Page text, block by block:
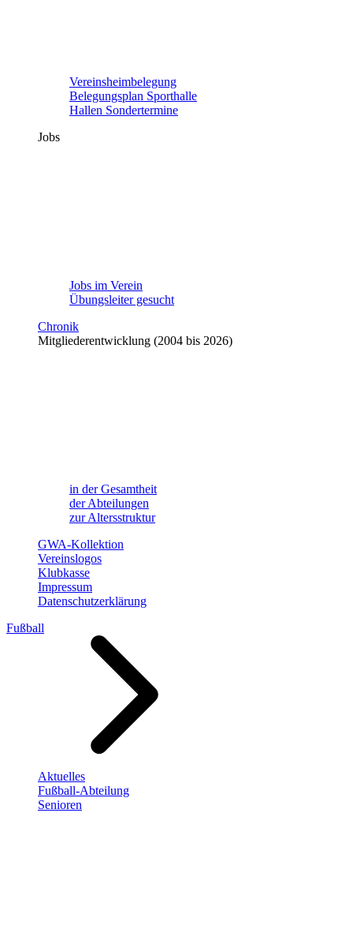
Vereinsheimbelegung
Belegungsplan Sporthalle
Hallen Sondertermine
Jobs
Jobs im Verein
Übungsleiter gesucht
Chronik
Mitgliederentwicklung (2004 bis 2026)
in der Gesamtheit
der Abteilungen
zur Altersstruktur
GWA-Kollektion
Vereinslogos
Klubkasse
Impressum
Datenschutzerklärung
Fußball
Aktuelles
Fußball-Abteilung
Senioren